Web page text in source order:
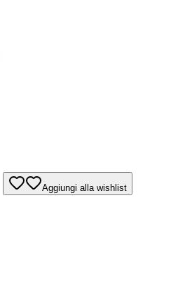
Aggiungi alla wishlist